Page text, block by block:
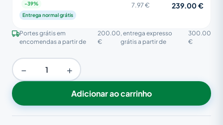
Entrega normal grátis
7.97 € 239.00 €
Portes grátis em
encomendas a partir de
200.00
€
, entrega expresso
grátis a partir de
300.00
€
− +
Adicionar ao carrinho